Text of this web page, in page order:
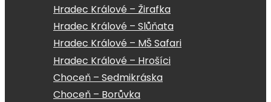
Hradec Králové – Žirafka
Hradec Králové – Slůňata
Hradec Králové – MŠ Safari
Hradec Králové – Hrošíci
Choceň – Sedmikráska
Choceň – Borůvka